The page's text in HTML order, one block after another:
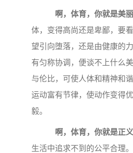
啊，体育，你就是美丽
体，变得高尚还是卑鄙，要
望引向堕落，还是由健康的
有匀称协调，便谈不上什么
与伦比，可使人体和精神和
运动富有节律，使动作变得
毅。
啊，体育，你就是正义
生活中追求不到的公平合理